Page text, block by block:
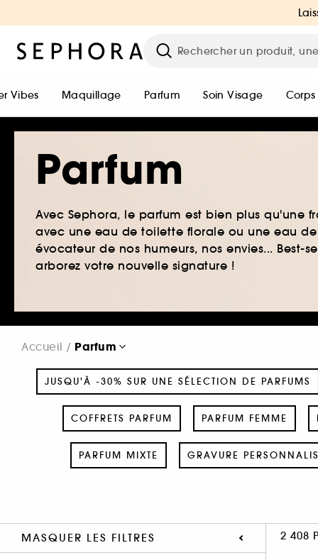
Vibes Maquillage Parfum Soin Visage Corps
Parfum
Avec Sephora, le parfum est bien plus qu'une
avec une eau de toilette florale ou une eau
évocateur de nos humeurs, nos envies... Best-
arborez votre nouvelle signature !
Accueil Parfum
JUSQU'À -30% SUR UNE SÉLECTION DE PARFUMS
COFFRETS PARFUM PARFUM FEMME
PARFUM MIXTE GRAVURE
MASQUER LES FILTRES 2 408